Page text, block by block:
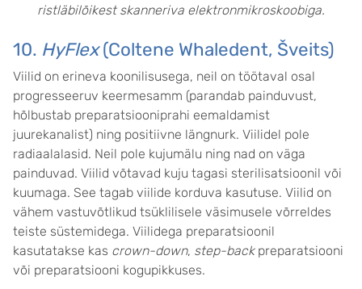
ristläbilõikest skanneriva elektronmikroskoobiga.
10. HyFlex(Coltene Whaledent, Šveits)
Viilid on erineva koonilisusega, neil on töötaval osal
progresseeruv keermesamm (parandab painduvust,
hõlbustab preparatsiooniprahi eemaldamist
juurekanalist) ning positiivne längnurk. Viilidel pole
radiaalalasid. Neil pole kujumälu ning nad on väga
painduvad. Viilid võtavad kuju tagasi sterilisatsioonil või
kuumaga. See tagab viilide korduva kasutuse. Viilid on
vähem vastuvõtlikud tsüklilisele väsimusele võrreldes
teiste süstemidega. Viilidega preparatsioonil
kasutatakse kas crown-down, step-backpreparatsiooni
või preparatsiooni kogupikkuses.